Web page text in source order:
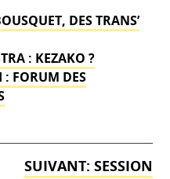
DES TRANS’
: KEZAKO ?
FORUM DES
SUIVANT: SESSION